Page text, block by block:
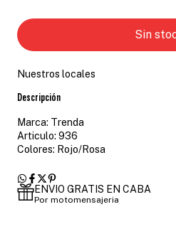
Nuestros locales
Descripción
Marca: Trenda
Articulo: 936
Colores: Rojo/Rosa
ENVIO GRATIS EN CABA
Por motomensajeria